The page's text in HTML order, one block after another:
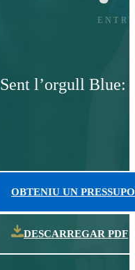
Sent l’orgull Blue:
OBTENIU UN
DESCARREGAR PDF